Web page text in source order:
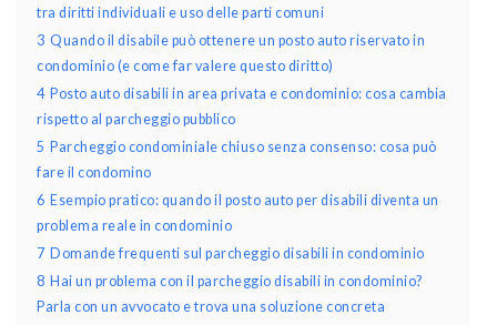
tra diritti individuali e uso delle parti comuni
3 Quando il disabile può ottenere un posto auto riservato in
condominio (e come far valere questo diritto)
4 Posto auto disabili in area privata e condominio: cosa cambia
rispetto al parcheggio pubblico
5 Parcheggio condominiale chiuso senza consenso: cosa può
fare il condomino
6 Esempio pratico: quando il posto auto per disabili diventa un
problema reale in condominio
7 Domande frequenti sul parcheggio disabili in condominio
8 Hai un problema con il parcheggio disabili in condominio?
Parla con un avvocato e trova una soluzione concreta